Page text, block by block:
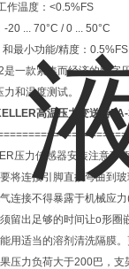
作温度：<0.5%FS
-20 ... 70°C / 0 ... 50°C
和最小功能/精度：0.5%FS
是一款紧凑而经济的数字
力和温度测试。
高温压力变送器
压力传感器安装注意事
将连接引脚直接弯曲到
连接不得暴露于机械应
留出足够的时间让o形圈
用适当的溶剂清洗隔膜
压力负荷大于200巴，